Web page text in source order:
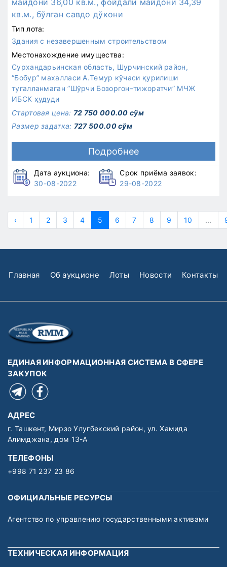
майдони 36,00 кв.м., фойдали майдони 34,39
кв.м., бўлган савдо дўкони
Тип лота:
Здания с незавершенным строительством
Местонахождение имущества:
Сурхандарьинская область, Шурчинский район,
“Бобур” махалласи А.Темур кўчаси қурилиши
тугалланмаган ”Шўрчи Бозоргон–тижоратчи” МЧЖ
ИБСК ҳудуди
Стартовая цена: 72 750 000.00 сўм
Размер задатка: 727 500.00 сўм
Подробнее
Дата аукциона:
30-08-2022
Срок приёма заявок:
29-08-2022
‹ 1 2 3 4 5 6 7 8 9 10 ...
Главная Об аукционе Лоты Новости Контакты
ЕДИНАЯ ИНФОРМАЦИОННАЯ СИСТЕМА В СФЕРЕ
ЗАКУПОК
АДРЕС
г. Ташкент, Мирзо Улугбекский район, ул. Хамида
Алимджана, дом 13-А
ТЕЛЕФОНЫ
+998 71 237 23 86
ОФИЦИАЛЬНЫЕ РЕСУРСЫ
Агентство по управлению государственными активами
ТЕХНИЧЕСКАЯ ИНФОРМАЦИЯ